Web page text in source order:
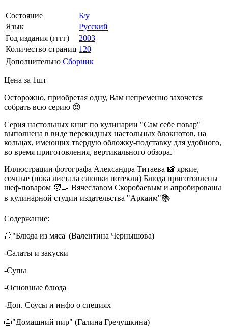
Состояние
Б/у
Язык
Русский
Год издания (гггг)
2003
Количество страниц 120
Дополнительно Сборник
Цена за 1шт
Осторожно, приобретая одну, Вам непременно захочется
собрать всю серию 😍
Серия настольных книг по кулинарии "Сам себе повар"
выполнена в виде перекидных настольных блокнотов, на
кольцах, имеющих твердую обложку-подставку для удобного,
во время приготовления, вертикального обзора.
Иллюстрации фотографа Александра Титаева 📸 яркие,
сочные (пока листала слюнки потекли) Блюда приготовлены
шеф-поваром 🧑‍🍳 Вячеславом Скоробаевым и апробированы
в кулинарной студии издательства "Аркаим"📚
Содержание:
🍖"Блюда из мяса' (Валентина Чернышова)
-Салаты и закуски
-Супы
-Основные блюда
-Доп. Соусы и инфо о специях
🎂"Домашний пир" (Галина Гречушкина)